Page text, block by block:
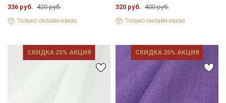
336 руб. 420 руб.
Только онлайн-заказ
320 руб. 400 руб.
Только онлайн-заказ
СКИДКА 20% АКЦИЯ СКИДКА 20% АКЦИЯ